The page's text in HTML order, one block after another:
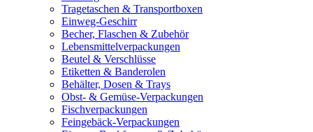
Tragetaschen & Transportboxen
Einweg-Geschirr
Becher, Flaschen & Zubehör
Lebensmittelverpackungen
Beutel & Verschlüsse
Etiketten & Banderolen
Behälter, Dosen & Trays
Obst- & Gemüse-Verpackungen
Fischverpackungen
Feingebäck-Verpackungen